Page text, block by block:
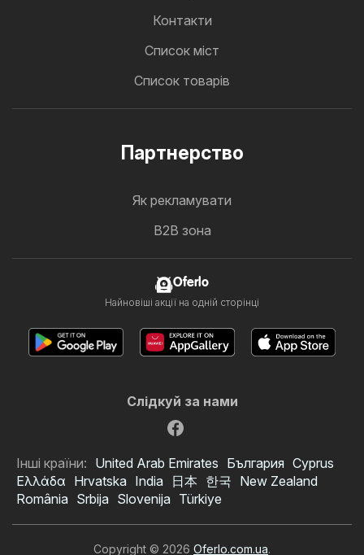
Контакти
Cписок міст
Список товарів
Партнерство
Як рекламувати
B2B зона
Oferlo
Найновіші акції на одній сторінці
Слідкуй за нами
Інші країни: United Arab Emirates България Cyprus
Ελλάδα Hrvatska India 日本 한국 New Zealand
România Srbija Slovenija Türkiye
Copyright © 2026 Oferlo.com.ua.